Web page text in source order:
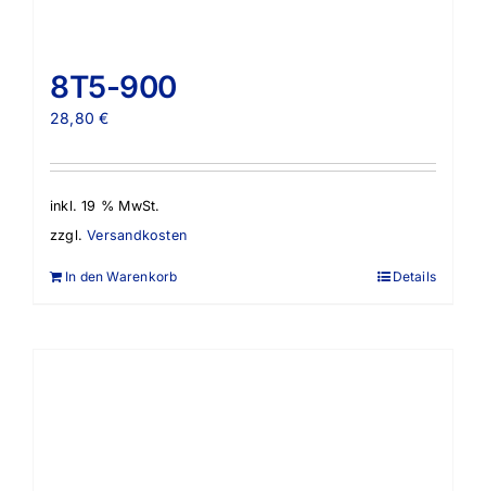
8T5-900
28,80€
inkl. 19 % MwSt.
zzgl.Versandkosten
In den Warenkorb Details